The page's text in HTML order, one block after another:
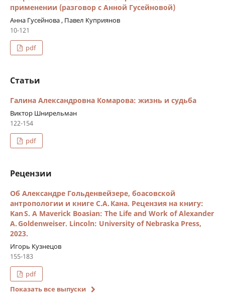
применении (разговор с Анной Гусейновой)
Анна Гусейнова , Павел Куприянов
10-121
pdf
Статьи
Галина Александровна Комарова: жизнь и судьба
Виктор Шнирельман
122-154
pdf
Рецензии
Об Александре Гольденвейзере, боасовской
антропологии и книге С.А. Кана. Рецензия на книгу:
Kan S. A Maverick Boasian: The Life and Work of Alexander
A. Goldenweiser. Lincoln: University of Nebraska Press,
2023.
Игорь Кузнецов
155-183
pdf
Показать все выпуски